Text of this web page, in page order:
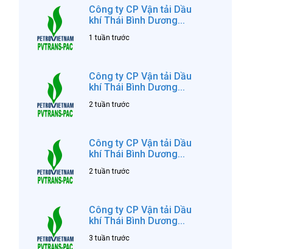
Công ty CP Vận tải Dầu
khí Thái Bình Dương...
1 tuần trước
Công ty CP Vận tải Dầu
khí Thái Bình Dương...
2 tuần trước
Công ty CP Vận tải Dầu
khí Thái Bình Dương...
2 tuần trước
Công ty CP Vận tải Dầu
khí Thái Bình Dương...
3 tuần trước